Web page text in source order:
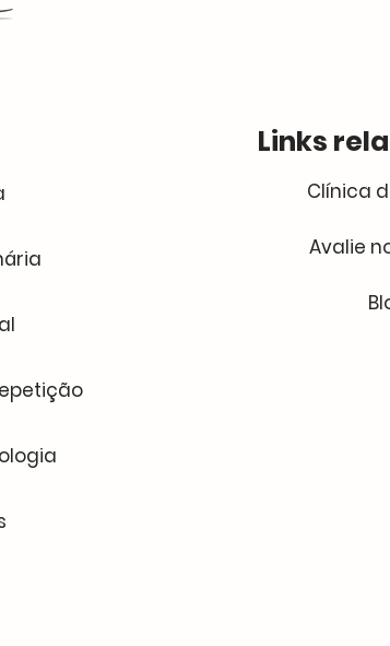
Links
Clínica
Avalie